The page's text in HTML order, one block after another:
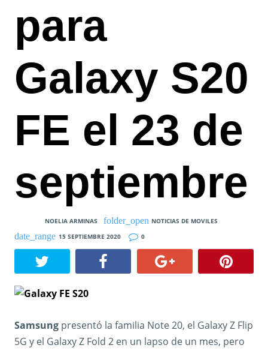
para
Galaxy S20
FE el 23 de
septiembre
NOELIA ARMINAS
NOTICIAS DE MOVILES
15 SEPTIEMBRE 2020
0
Samsung presentó la familia Note 20, el Galaxy Z Flip
5G y el Galaxy Z Fold 2 en un lapso de un mes, pero